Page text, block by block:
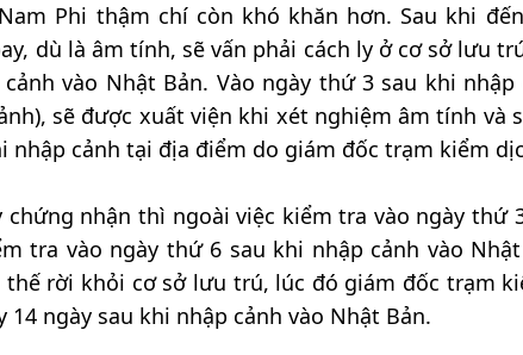
Phi thậm chí còn khó khăn hơn. Sau khi
dù là âm tính, sẽ vấn phải cách ly ở cơ sở lưu
vào Nhật Bản. Vào ngày thứ 3 sau khi nhập
sẽ được xuất viện khi xét nghiệm âm tính và
nhập cảnh tại địa điểm do giám đốc trạm kiểm
chứng nhận thì ngoài việc kiểm tra vào ngày thứ
tra vào ngày thứ 6 sau khi nhập cảnh vào
rời khỏi cơ sở lưu trú, lúc đó giám đốc trạm
14 ngày sau khi nhập cảnh vào Nhật Bản.